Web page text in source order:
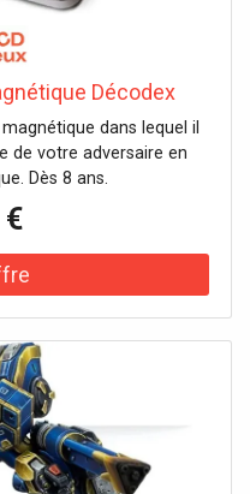
Décodex
dans lequel il
de votre adversaire en
Dès 8 ans.